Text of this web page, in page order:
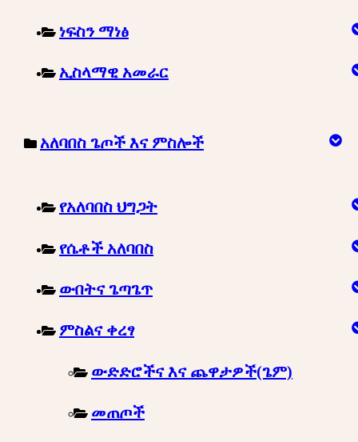
ነፍስን ማነፅ
ኢስላማዊ አመራር
አለባበስ ጌጦች እና ምስሎች
የአለባበስ ህግጋት
የሴቶች አለባበስ
ውበትና ጌጣጌጥ
ምስልና ቀረፃ
ውድድሮችና እና ጨዋታዎች(ጌም)
መጠጦች